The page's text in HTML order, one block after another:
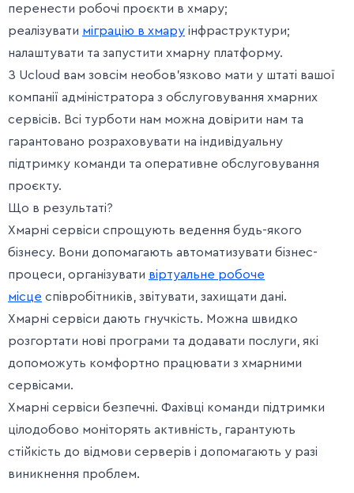
перенести робочі проєкти в хмару;
реалізувати міграцію в хмару інфраструктури;
налаштувати та запустити хмарну платформу.
З Ucloud вам зовсім необов’язково мати у штаті вашої
компанії адміністратора з обслуговування хмарних
сервісів. Всі турботи нам можна довірити нам та
гарантовано розраховувати на індивідуальну
підтримку команди та оперативне обслуговування
проєкту.
Що в результаті?
Хмарні сервіси спрощують ведення будь-якого
бізнесу. Вони допомагають автоматизувати бізнес-
процеси, організувати віртуальне робоче
місце співробітників, звітувати, захищати дані.
Хмарні сервіси дають гнучкість. Можна швидко
розгортати нові програми та додавати послуги, які
допоможуть комфортно працювати з хмарними
сервісами.
Хмарні сервіси безпечні. Фахівці команди підтримки
цілодобово моніторять активність, гарантують
стійкість до відмови серверів і допомагають у разі
виникнення проблем.